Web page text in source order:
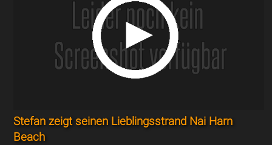
Stefan zeigt seinen Lieblingsstrand Nai Harn
Beach